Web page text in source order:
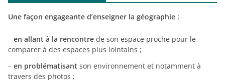
Une façon engageante d’enseigner la géographie :
– en allant à la rencontre de son espace proche pour le
comparer à des espaces plus lointains ;
– en problématisant son environnement et notamment à
travers des photos ;